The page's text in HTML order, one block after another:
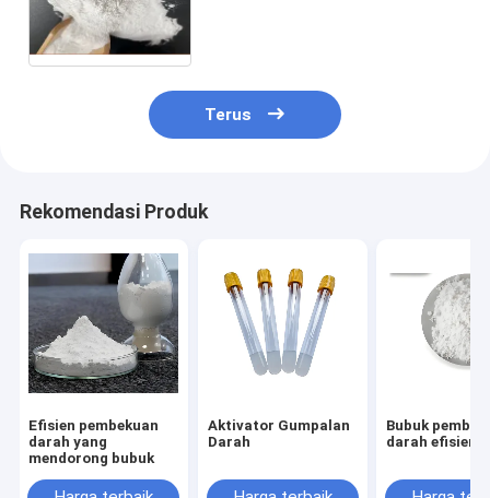
Terus
Rekomendasi Produk
Efisien pembekuan
darah yang
mendorong bubuk
Aktivator Gumpalan
Darah
Bubuk
darah